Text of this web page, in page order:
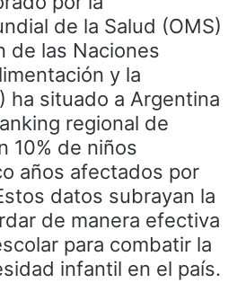
de la Salud (OMS)
de las Naciones
y la
ha situado a Argentina
regional de
10% de niños
años afectados por
datos subrayan la
de manera efectiva
para combatir la
infantil en el país.